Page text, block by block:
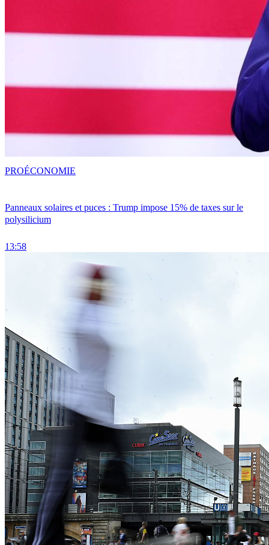
Panneaux solaires et puces : Trump impose 15% de taxes sur le
polysilicium
13:58
PROÉCONOMIE